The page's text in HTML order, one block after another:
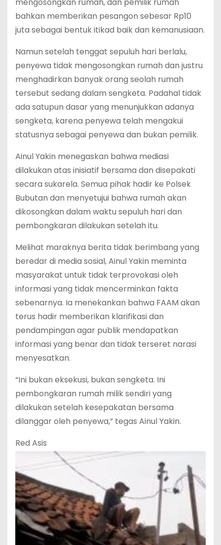
bahkan memberikan pesangon sebesar Rp10
juta sebagai bentuk itikad baik dan kemanusiaan.
Namun setelah tenggat sepuluh hari berlalu,
penyewa tidak mengosongkan rumah dan justru
menghadirkan banyak orang seolah rumah
tersebut sedang dalam sengketa. Padahal tidak
ada satupun dasar yang menunjukkan adanya
sengketa, karena penyewa telah mengakui
statusnya sebagai penyewa dan bukan pemilik.
Ainul Yakin menegaskan bahwa mediasi
dilakukan atas inisiatif bersama dan disepakati
secara sukarela. Semua pihak hadir ke Polsek
Bubutan dan menyetujui bahwa rumah akan
dikosongkan dalam waktu sepuluh hari dan
pembongkaran dilakukan setelah itu.
Melihat maraknya berita tidak berimbang yang
beredar di media sosial, Ainul Yakin meminta
masyarakat untuk tidak terprovokasi oleh
informasi yang tidak mencerminkan fakta
sebenarnya. Ia menekankan bahwa FAAM akan
terus hadir memberikan klarifikasi dan
pendampingan agar publik mendapatkan
informasi yang benar dan tidak terseret narasi
menyesatkan.
“Ini bukan eksekusi, bukan sengketa. Ini
pembongkaran rumah milik sendiri yang
dilakukan setelah kesepakatan bersama
dilanggar oleh penyewa,” tegas Ainul Yakin.
Red Asis